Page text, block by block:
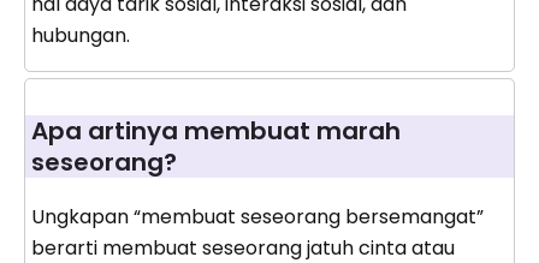
hubungan.
Apa artinya membuat marah
seseorang?
Ungkapan “membuat seseorang bersemangat”
berarti membuat seseorang jatuh cinta atau